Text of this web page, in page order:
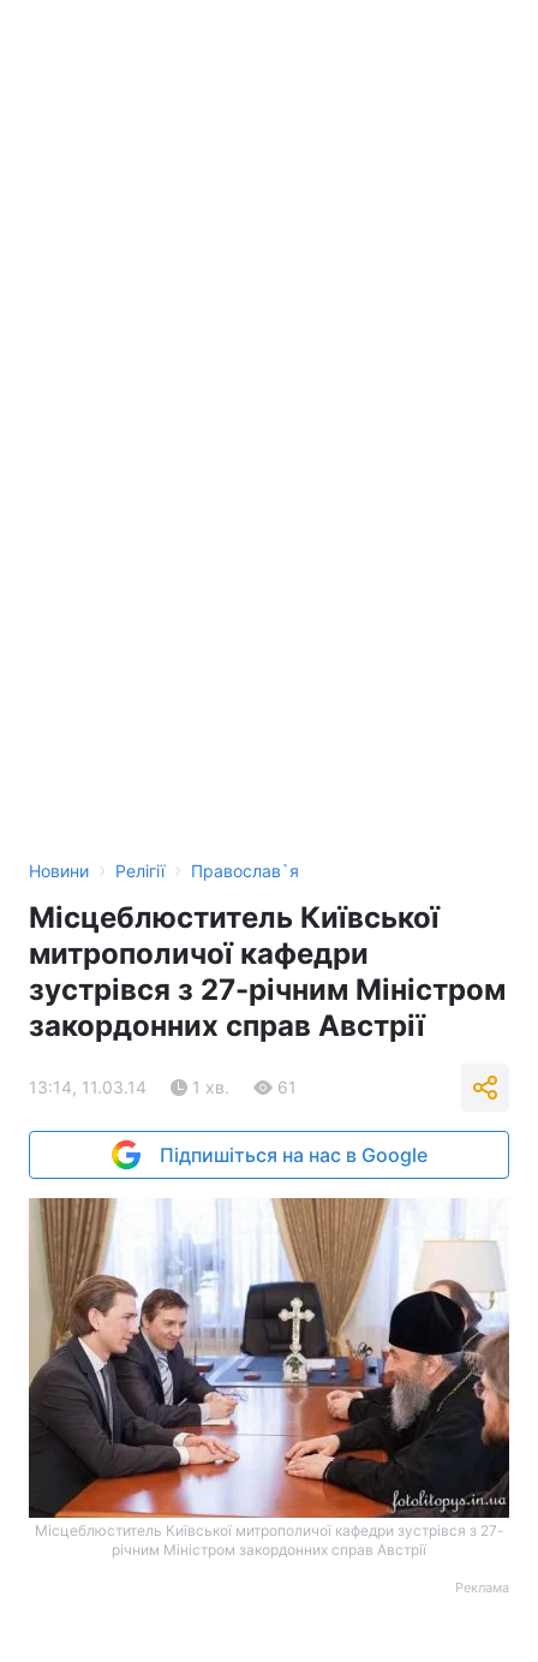
Новини › Релігії › Православ`я
Місцеблюститель Київської
митрополичої кафедри
зустрівся з 27-річним Міністром
закордонних справ Австрії
13:14, 11.03.14 1 хв. 61
Підпишіться на нас в Google
Місцеблюститель Київської митрополичої кафедри зустрівся з 27-
річним Міністром закордонних справ Австрії
Реклама